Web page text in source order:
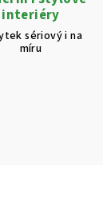
interiéry
sériový i na
míru